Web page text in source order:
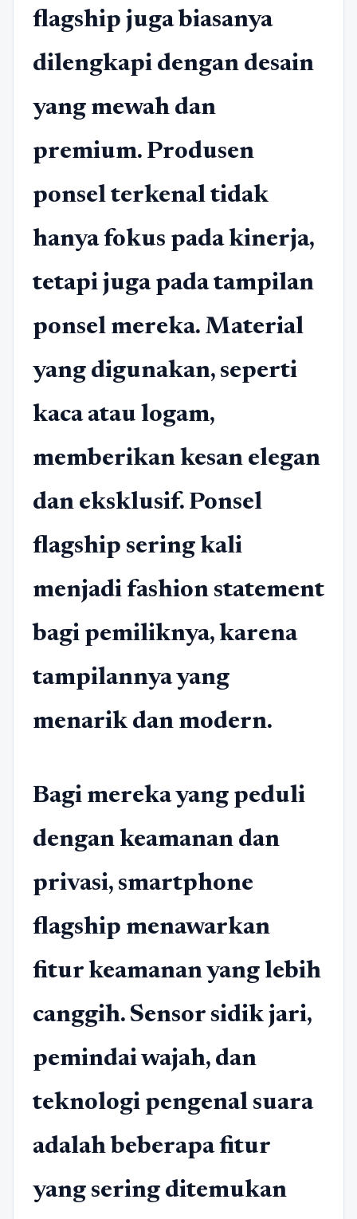
flagship juga biasanya
dilengkapi dengan desain
yang mewah dan
premium. Produsen
ponsel terkenal tidak
hanya fokus pada kinerja,
tetapi juga pada tampilan
ponsel mereka. Material
yang digunakan, seperti
kaca atau logam,
memberikan kesan elegan
dan eksklusif. Ponsel
flagship sering kali
menjadi fashion statement
bagi pemiliknya, karena
tampilannya yang
menarik dan modern.
Bagi mereka yang peduli
dengan keamanan dan
privasi, smartphone
flagship menawarkan
fitur keamanan yang lebih
canggih. Sensor sidik jari,
pemindai wajah, dan
teknologi pengenal suara
adalah beberapa fitur
yang sering ditemukan